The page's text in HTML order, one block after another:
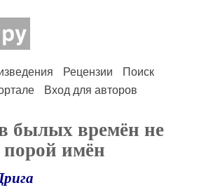
Рецензии
Поиск
Вход для авторов
былых времён не
порой имён